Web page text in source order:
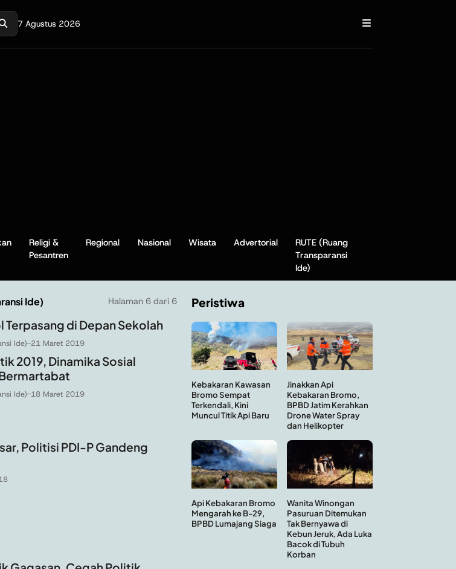
7 Agustus 2026
Religi &
Pesantren
Regional Nasional Wisata Advertorial
RUTE (Ruang
Transparansi
Ide)
Ide) Halaman 6 dari 6
Terpasang di Depan Sekolah
Ide)-21 Maret 2019
2019, Dinamika Sosial
Ide)-18 Maret 2019
Politisi PDI-P Gandeng
Peristiwa
Kebakaran Kawasan
Bromo Sempat
Terkendali, Kini
Muncul Titik Api Baru
Jinakkan Api
Kebakaran Bromo,
BPBD Jatim Kerahkan
Drone Water Spray
dan Helikopter
Api Kebakaran Bromo
Mengarah ke B-29,
BPBD Lumajang Siaga
Wanita Winongan
Pasuruan Ditemukan
Tak Bernyawa di
Kebun Jeruk, Ada Luka
Bacok di Tubuh
Korban